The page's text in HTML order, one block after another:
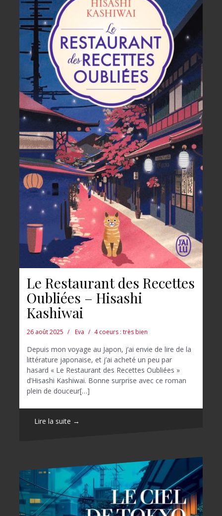
Le Restaurant des Recettes
Oubliées – Hisashi
Kashiwai
26 août 2025 Eva 4 coeurs : très bien
Depuis mon voyage au Japon, j’ai envie de lire de la
littérature japonaise, et j’ai acheté un peu par
hasard « Le Restaurant des Recettes Oubliées »
d’Hisashi Kashiwai. Bonne surprise avec ce roman
plein de douceur[…]
Lire la suite →